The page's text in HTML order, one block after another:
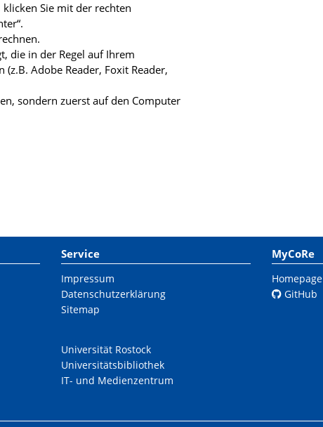
Sie mit der rechten
die in der Regel auf Ihrem
Adobe Reader, Foxit Reader,
sondern zuerst auf den Computer
Service
Impressum
Datenschutzerklärung
Sitemap
Universität Rostock
Universitätsbibliothek
IT- und Medienzentrum
MyCoRe
Homepage
GitHub